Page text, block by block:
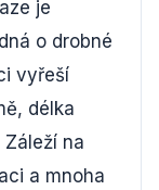
je
o drobné
vyřeší
délka
na
a mnoha